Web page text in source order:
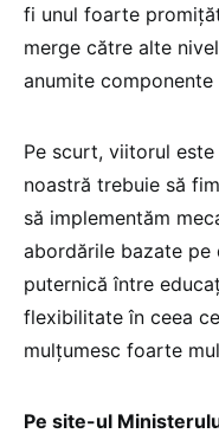
fi unul foarte
merge către alte
anumite
Pe scurt, viitorul
noastră trebuie să
să implementăm
abordările bazate pe
puternică între
flexibilitate în ceea
mulțumesc foarte
Pe site-ul